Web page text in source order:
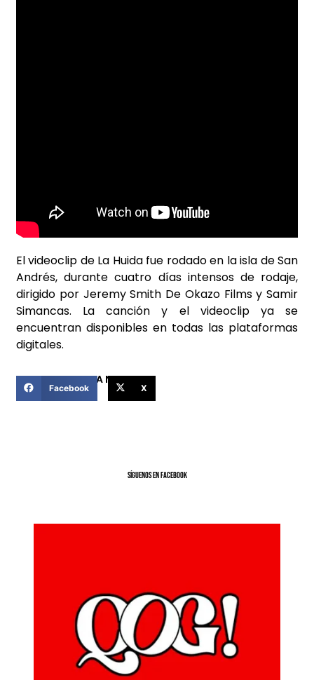
El videoclip de La Huida fue rodado en la isla de San
Andrés, durante cuatro días intensos de rodaje,
dirigido por Jeremy Smith De Okazo Films y Samir
Simancas. La canción y el videoclip ya se
encuentran disponibles en todas las plataformas
digitales.
COMPARTIR ESTA NOTICIA
Facebook X
SíGUENOS EN FACEBOOK